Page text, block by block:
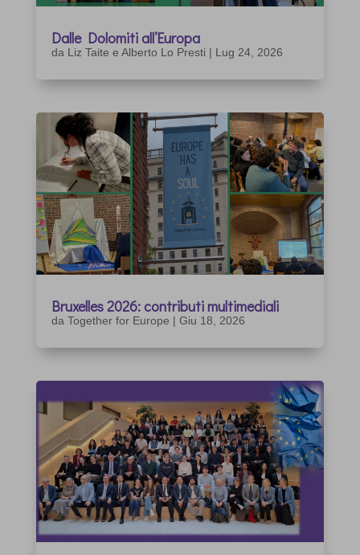
Dalle Dolomiti all’Europa
da Liz Taite e Alberto Lo Presti | Lug 24, 2026
Bruxelles 2026: contributi multimediali
da Together for Europe | Giu 18, 2026